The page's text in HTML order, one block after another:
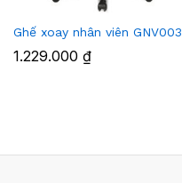
Ghế xoay nhân viên GNV003
1.229.000 ₫